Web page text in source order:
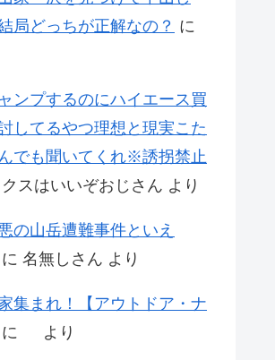
局どっちが正解なの？ に
ンプするのにハイエース買
してるやつ理想と現実こた
でも聞いてくれ※誘拐禁止
スはいいぞおじさん より
の山岳遭難事件といえ
に 名無しさん より
集まれ！【アウトドア・ナ
に より